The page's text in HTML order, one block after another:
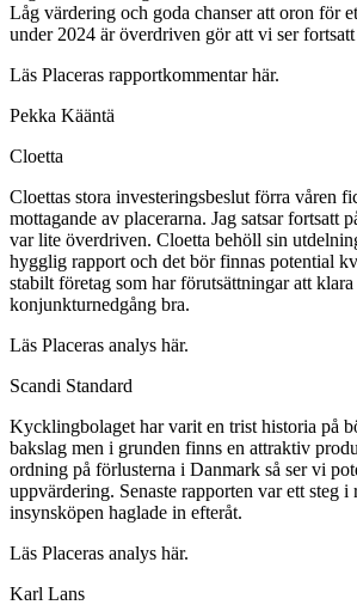
Låg värdering och goda chanser att oron för
under 2024 är överdriven gör att vi ser
Läs Placeras rapportkommentar här.
Pekka Kääntä
Cloetta
Cloettas stora investeringsbeslut förra våren
mottagande av placerarna. Jag satsar fortsatt
var lite överdriven. Cloetta behöll sin
hygglig rapport och det bör finnas potential
stabilt företag som har förutsättningar att klara
konjunkturnedgång bra.
Läs Placeras analys här.
Scandi Standard
Kycklingbolaget har varit en trist historia på
bakslag men i grunden finns en attraktiv
ordning på förlusterna i Danmark så ser vi
uppvärdering. Senaste rapporten var ett steg
insynsköpen haglade in efteråt.
Läs Placeras analys här.
Karl Lans